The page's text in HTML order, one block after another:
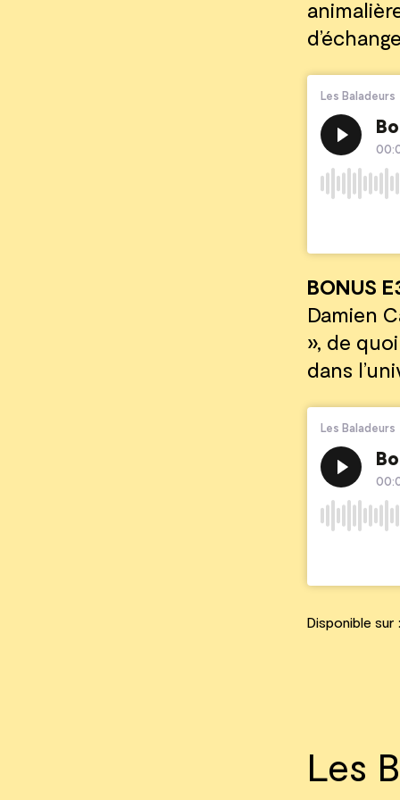
BONUS
Damien
», de
dans
Disponible sur
Les